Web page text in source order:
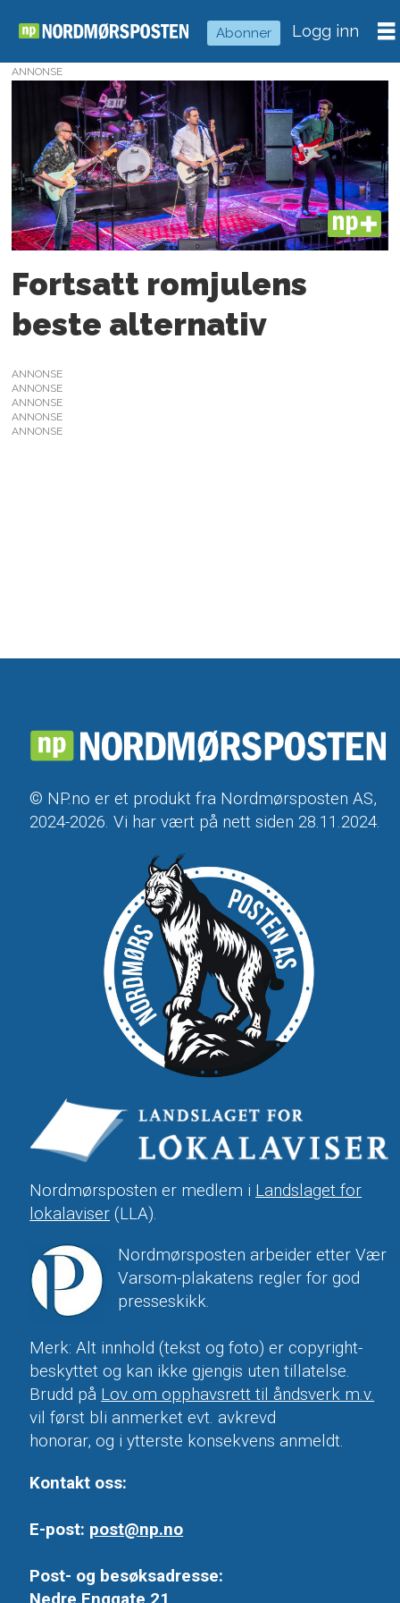
Abonner Logg inn
Tag:
thomas
ellingvaag
pedersen
ANNONSE
PLUS
Fortsatt romjulens
beste alternativ
ANNONSE
ANNONSE
ANNONSE
ANNONSE
ANNONSE
© NP.no er et produkt fra Nordmørsposten AS,
2024-2026. Vi har vært på nett siden 28.11.2024.
Nordmørsposten er medlem i Landslaget for
lokalaviser (LLA).
Nordmørsposten arbeider etter Vær
Varsom-plakatens regler for god
presseskikk.
Merk: Alt innhold (tekst og foto) er copyright-
beskyttet og kan ikke gjengis uten tillatelse.
Brudd på Lov om opphavsrett til åndsverk m.v.
vil først bli anmerket evt. avkrevd
honorar, og i ytterste konsekvens anmeldt.
Kontakt oss:
E-post: post@np.no
Post- og besøksadresse: